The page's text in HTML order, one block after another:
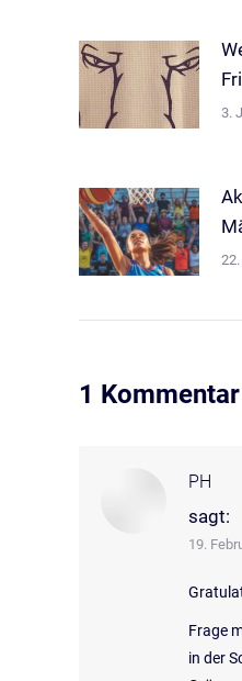
3.
1 Kommentar
PH
sagt:
19.
Frage
in der